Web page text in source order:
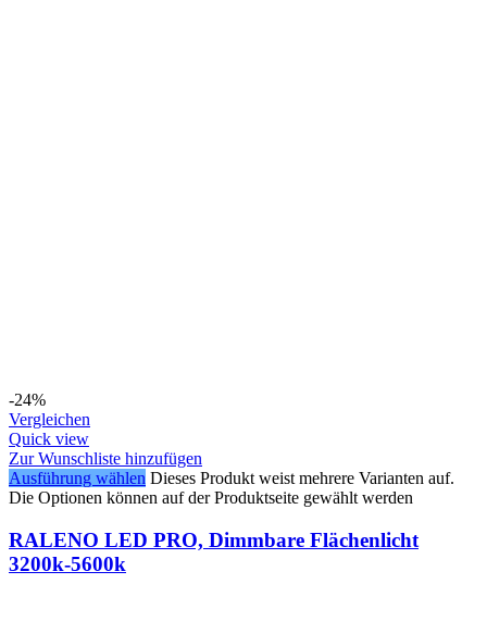
-24%
Vergleichen
Quick view
Zur Wunschliste hinzufügen
Ausführung wählen Dieses Produkt weist mehrere Varianten auf.
Die Optionen können auf der Produktseite gewählt werden
RALENO LED PRO, Dimmbare Flächenlicht
3200k-5600k